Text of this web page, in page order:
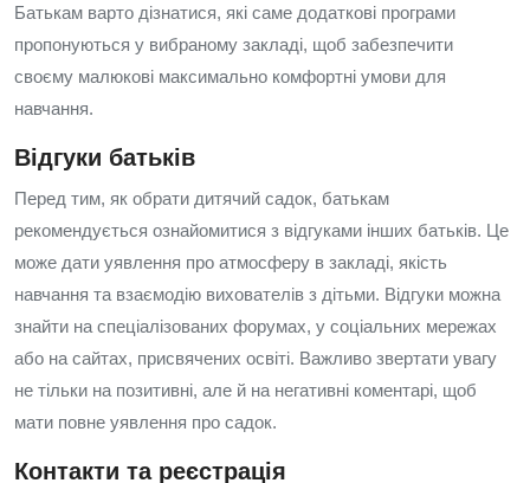
Батькам варто дізнатися, які саме додаткові програми
пропонуються у вибраному закладі, щоб забезпечити
своєму малюкові максимально комфортні умови для
навчання.
Відгуки батьків
Перед тим, як обрати дитячий садок, батькам
рекомендується ознайомитися з відгуками інших батьків. Це
може дати уявлення про атмосферу в закладі, якість
навчання та взаємодію вихователів з дітьми. Відгуки можна
знайти на спеціалізованих форумах, у соціальних мережах
або на сайтах, присвячених освіті. Важливо звертати увагу
не тільки на позитивні, але й на негативні коментарі, щоб
мати повне уявлення про садок.
Контакти та реєстрація